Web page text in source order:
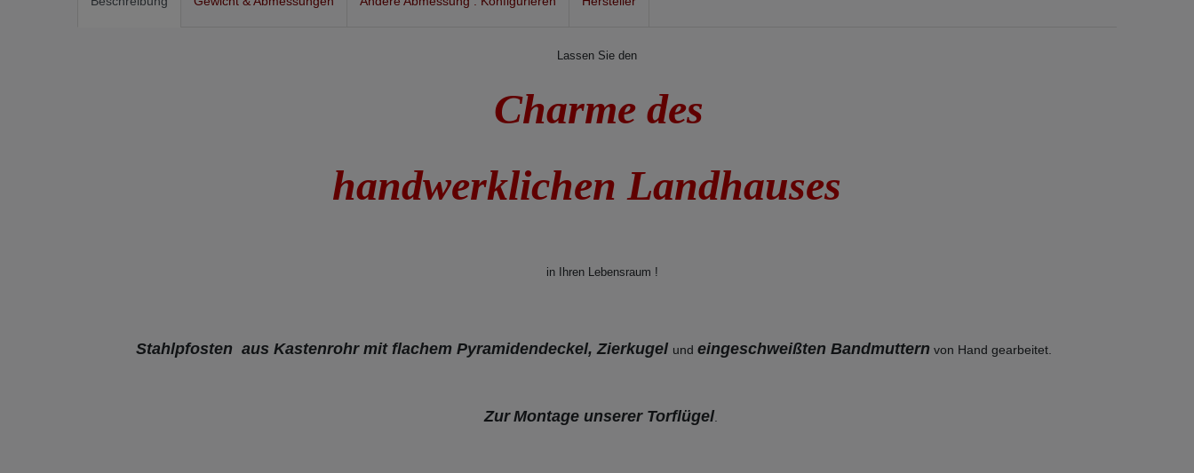
Lassen Sie den
Charme des
handwerklichen Landhauses
in Ihren Lebensraum !
Stahlpfosten aus Kastenrohr mit flachem Pyramidendeckel, Zierkugel und eingeschweißten Bandmuttern von Hand gearbeitet.
Zur Montage unserer Torflügel.